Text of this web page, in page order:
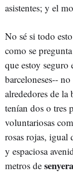
asistentes; y el
No sé si todo
como se
que estoy seguro
barceloneses--
alrededores de la
tenían dos o tres
voluntariosas
rosas rojas, igual
y espaciosa
metros de